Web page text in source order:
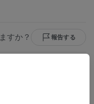
すか？ 報告する
Physiology. 14th ed.